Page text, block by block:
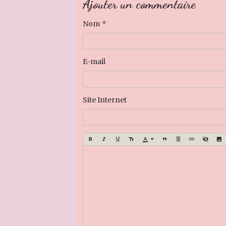
Ajouter un commentaire
Nom
E-mail
Site Internet